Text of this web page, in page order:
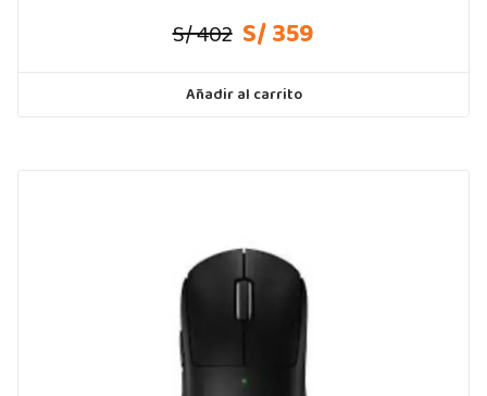
S/ 402 S/ 359
Añadir al carrito